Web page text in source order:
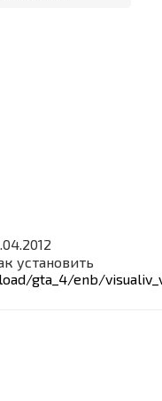
установить
gta_4/enb/